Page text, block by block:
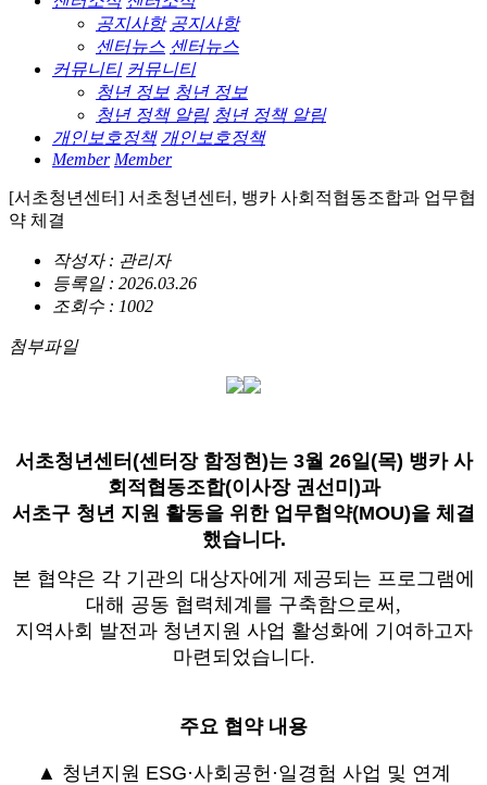
공지사항 공지사항
센터뉴스 센터뉴스
커뮤니티 커뮤니티
청년 정보 청년 정보
청년 정책 알림 청년 정책 알림
개인보호정책 개인보호정책
Member Member
[서초청년센터] 서초청년센터, 뱅카 사회적협동조합과 업무협
약 체결
작성자 : 관리자
등록일 : 2026.03.26
조회수 : 1002
첨부파일
서초청년센터(센터장 함정현)는 3월 26일(목) 뱅카 사
회적협동조합(이사장 권선미)과
서초구 청년 지원 활동을 위한 업무협약(MOU)을 체결
했습니다.
본 협약은 각 기관의 대상자에게 제공되는 프로그램에
대해 공동 협력체계를 구축함으로써,
지역사회 발전과 청년지원 사업 활성화에 기여하고자
마련되었습니다.
주요 협약 내용
▲ 청년지원 ESG·사회공헌 ·일경험 사업 및 연계